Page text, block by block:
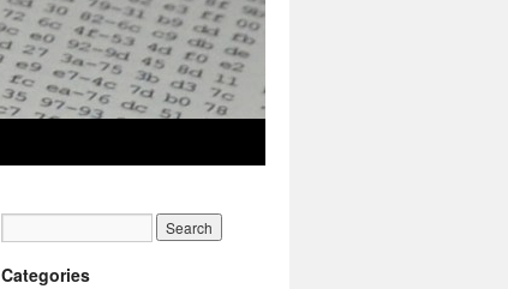
Categories